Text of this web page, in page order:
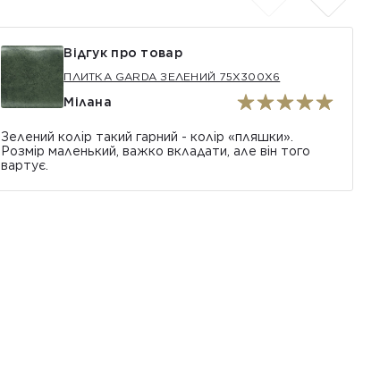
Відгук про товар
ПЛИТКА GARDA ЗЕЛЕНИЙ 75X300X6
Мілана
Зелений колір такий гарний - колір «пляшки».
Розмір маленький, важко вкладати, але він того
вартує.